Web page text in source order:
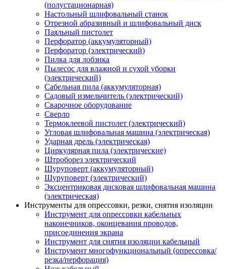
(полустационарная)
Настольный шлифовальный станок
Отрезной абразивный и шлифовальный диск
Паяльный пистолет
Перфоратор (аккумуляторный)
Перфоратор (электрический)
Пилка для лобзика
Пылесос для влажной и сухой уборки
(электрический)
Сабельная пила (аккумуляторная)
Садовый измельчитель (электрический)
Сварочное оборудование
Сверло
Термоклеевой пистолет (электрический)
Угловая шлифовальная машина (электрическая)
Ударная дрель (электрическая)
Циркулярная пила (электрические)
Штроборез электрический
Шуруповерт (аккумуляторный)
Шуруповерт (электрический)
Эксцентриковая дисковая шлифовальная машина
(электрическая)
Инструменты для опрессовки, резки, снятия изоляции
Инструмент для опрессовки кабельных
наконечников, оконцевания проводов,
присоединения экрана
Инструмент для снятия изоляции кабельный
Инструмент многофункциональный (опрессовка/
резка/перфорация)